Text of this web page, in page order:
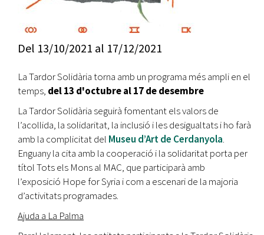
Del 13/10/2021 al 17/12/2021
La Tardor Solidària torna amb un programa més ampli en el
temps, del 13 d'octubre al 17 de desembre
La Tardor Solidària seguirà fomentant els valors de
l’acollida, la solidaritat, la inclusió i les desigualtats i ho farà
amb la complicitat del Museu d’Art de Cerdanyola.
Enguany la cita amb la cooperació i la solidaritat porta per
títol Tots els Mons al MAC, que participarà amb
l’exposició Hope for Syria i com a escenari de la majoria
d’activitats programades.
Ajuda a La Palma